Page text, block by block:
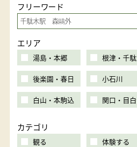
フリーワード
エリア
湯島・本郷 根津・千
後楽園・春日 小石川
白山・本駒込 関口・目
カテゴリ
観る 体験する